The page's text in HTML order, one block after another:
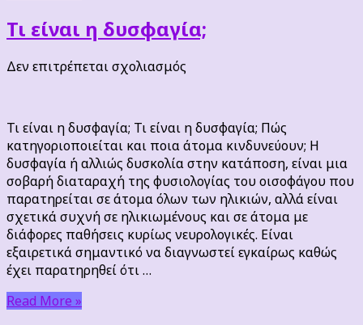
Τι είναι η δυσφαγία;
Δεν επιτρέπεται σχολιασμός
δυσφαγία;
Τι είναι η δυσφαγία; Τι είναι η δυσφαγία; Πώς
κατηγοριοποιείται και ποια άτομα κινδυνεύουν; Η
δυσφαγία ή αλλιώς δυσκολία στην κατάποση, είναι μια
σοβαρή διαταραχή της φυσιολογίας του οισοφάγου που
παρατηρείται σε άτομα όλων των ηλικιών, αλλά είναι
σχετικά συχνή σε ηλικιωμένους και σε άτομα με
διάφορες παθήσεις κυρίως νευρολογικές. Είναι
εξαιρετικά σημαντικό να διαγνωστεί εγκαίρως καθώς
έχει παρατηρηθεί ότι …
Read More »